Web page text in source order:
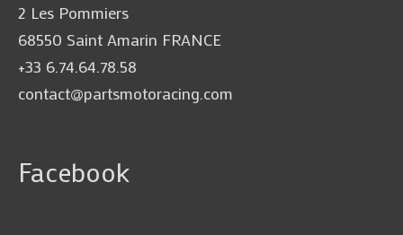
2 Les Pommiers
68550 Saint Amarin FRANCE
+33 6.74.64.78.58
contact@partsmotoracing.com
Facebook